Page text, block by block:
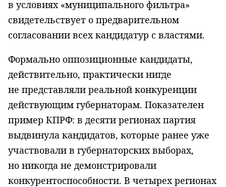
в условиях «муниципального фильтра»
свидетельствует о предварительном
согласовании всех кандидатур с властями.
Формально оппозиционные кандидаты,
действительно, практически нигде
не представляли реальной конкуренции
действующим губернаторам. Показателен
пример КПРФ: в десяти регионах партия
выдвинула кандидатов, которые ранее уже
участвовали в губернаторских выборах,
но никогда не демонстрировали
конкурентоспособности. В четырех регионах